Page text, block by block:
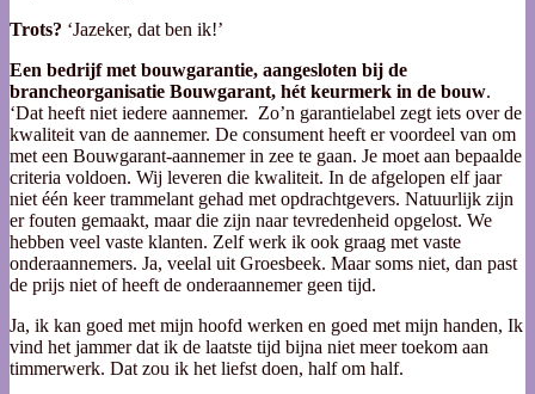
Trots? ‘Jazeker, dat ben ik!’
Een bedrijf met bouwgarantie, aangesloten bij de
brancheorganisatie Bouwgarant, hét keurmerk in de bouw.
‘Dat heeft niet iedere aannemer. Zo’n garantielabel zegt iets over de
kwaliteit van de aannemer. De consument heeft er voordeel van om
met een Bouwgarant-aannemer in zee te gaan. Je moet aan bepaalde
criteria voldoen. Wij leveren die kwaliteit. In de afgelopen elf jaar
niet één keer trammelant gehad met opdrachtgevers. Natuurlijk zijn
er fouten gemaakt, maar die zijn naar tevredenheid opgelost. We
hebben veel vaste klanten. Zelf werk ik ook graag met vaste
onderaannemers. Ja, veelal uit Groesbeek. Maar soms niet, dan past
de prijs niet of heeft de onderaannemer geen tijd.
Ja, ik kan goed met mijn hoofd werken en goed met mijn handen, Ik
vind het jammer dat ik de laatste tijd bijna niet meer toekom aan
timmerwerk. Dat zou ik het liefst doen, half om half.